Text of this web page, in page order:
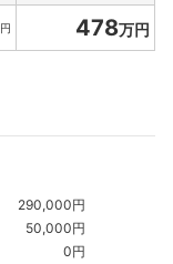
円 478万円
290,000円
50,000円
0円